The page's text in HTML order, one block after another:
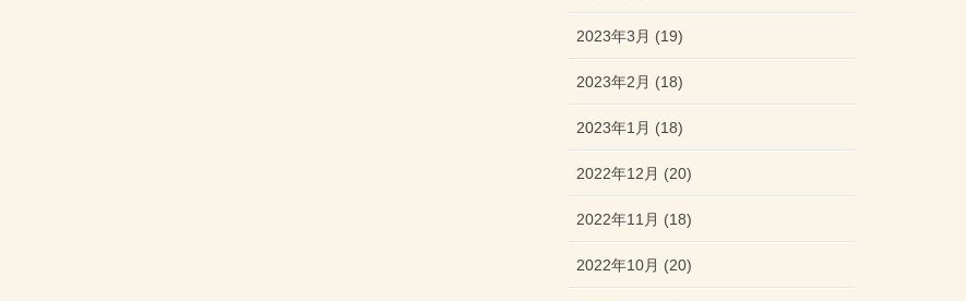
2023年3月 (19)
2023年2月 (18)
2023年1月 (18)
2022年12月 (20)
2022年11月 (18)
2022年10月 (20)